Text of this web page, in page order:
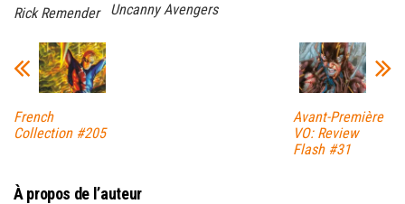
Rick Remender
Uncanny Avengers
French
Collection #205
Avant-Première
VO: Review
Flash #31
À propos de l’auteur